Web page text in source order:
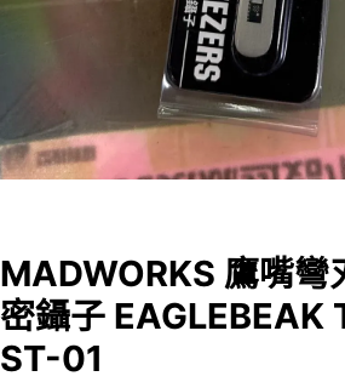
MADWORKS 鷹嘴彎
密鑷子 EAGLEBEAK
ST-01